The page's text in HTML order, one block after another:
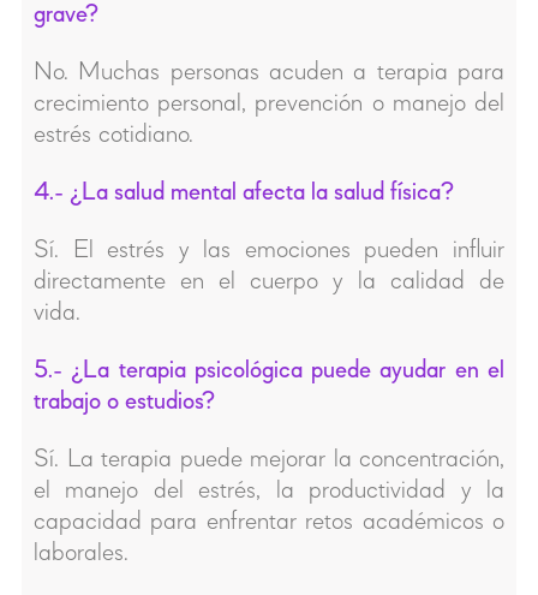
grave?
No. Muchas personas acuden a terapia para
crecimiento personal, prevención o manejo del
estrés cotidiano.
4.- ¿La salud mental afecta la salud física?
Sí. El estrés y las emociones pueden influir
directamente en el cuerpo y la calidad de
vida.
5.- ¿La terapia psicológica puede ayudar en el
trabajo o estudios?
Sí. La terapia puede mejorar la concentración,
el manejo del estrés, la productividad y la
capacidad para enfrentar retos académicos o
laborales.